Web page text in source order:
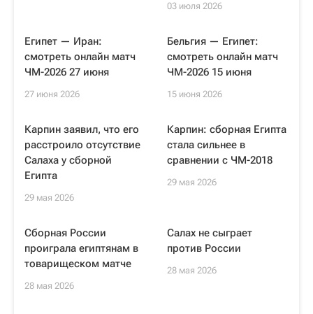
03 июля 2026
Египет — Иран:
смотреть онлайн матч
ЧМ-2026 27 июня
27 июня 2026
Бельгия — Египет:
смотреть онлайн матч
ЧМ-2026 15 июня
15 июня 2026
Карпин заявил, что его
расстроило отсутствие
Салаха у сборной
Египта
29 мая 2026
Карпин: сборная Египта
стала сильнее в
сравнении с ЧМ-2018
29 мая 2026
Сборная России
проиграла египтянам в
товарищеском матче
28 мая 2026
Салах не сыграет
против России
28 мая 2026